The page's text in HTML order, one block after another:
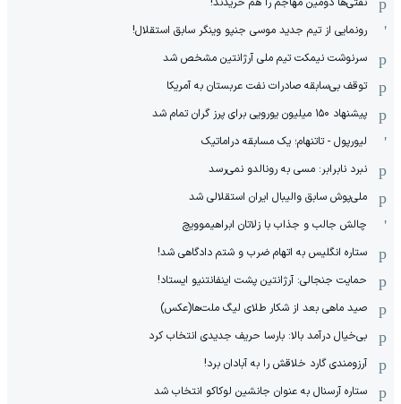
رونمایی از تیم جدید موسی جنپو وینگر سابق استقلال!
سرنوشت نیمکت تیم ملی آرژانتین مشخص شد
توقف بی‌سابقه صادرات نفت عربستان به آمریکا
پیشنهاد ۱۵۰ میلیون یورویی برای پرز گران تمام شد
لیورپول - تاتنهام؛ یک مسابقه دراماتیک
نبرد نابرابر: مسی به رونالدو نمی‌رسد
ملی‌پوش سابق والیبال ایران استقلالی شد
چالش جالب و جذاب با زلاتان ابراهیموویچ
ستاره انگلیس به اتهام ضرب و شتم دادگاهی شد!
حمایت جنجالی: آرژانتین پشت اینفانتنیو ایستاد!
صید ماهی بعد از شکار طلای لیگ ملت‌ها(عکس)
بی‌خیال درآمد بالا: بارسا حریف جدیدی انتخاب کرد
آرزومندی گارد خلاقش را به آبادان برد!
ستاره آرسنال به عنوان جانشین لوکاکو انتخاب شد